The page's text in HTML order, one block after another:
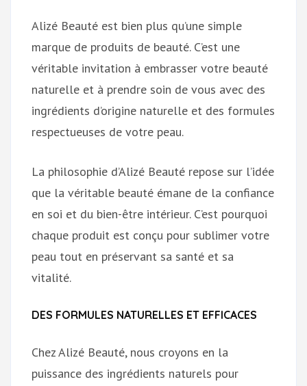
Alizé Beauté est bien plus qu’une simple
marque de produits de beauté. C’est une
véritable invitation à embrasser votre beauté
naturelle et à prendre soin de vous avec des
ingrédients d’origine naturelle et des formules
respectueuses de votre peau.
La philosophie d’Alizé Beauté repose sur l’idée
que la véritable beauté émane de la confiance
en soi et du bien-être intérieur. C’est pourquoi
chaque produit est conçu pour sublimer votre
peau tout en préservant sa santé et sa
vitalité.
DES FORMULES NATURELLES ET EFFICACES
Chez Alizé Beauté, nous croyons en la
puissance des ingrédients naturels pour